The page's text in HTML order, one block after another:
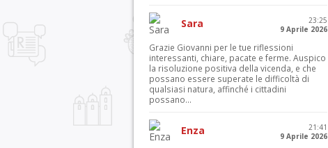
Sara
23:25
9 Aprile 2026
Grazie Giovanni per le tue riflessioni
interessanti, chiare, pacate e ferme. Auspico
la risoluzione positiva della vicenda, e che
possano essere superate le difficoltà di
qualsiasi natura, affinché i cittadini
possano...
Enza
21:41
9 Aprile 2026